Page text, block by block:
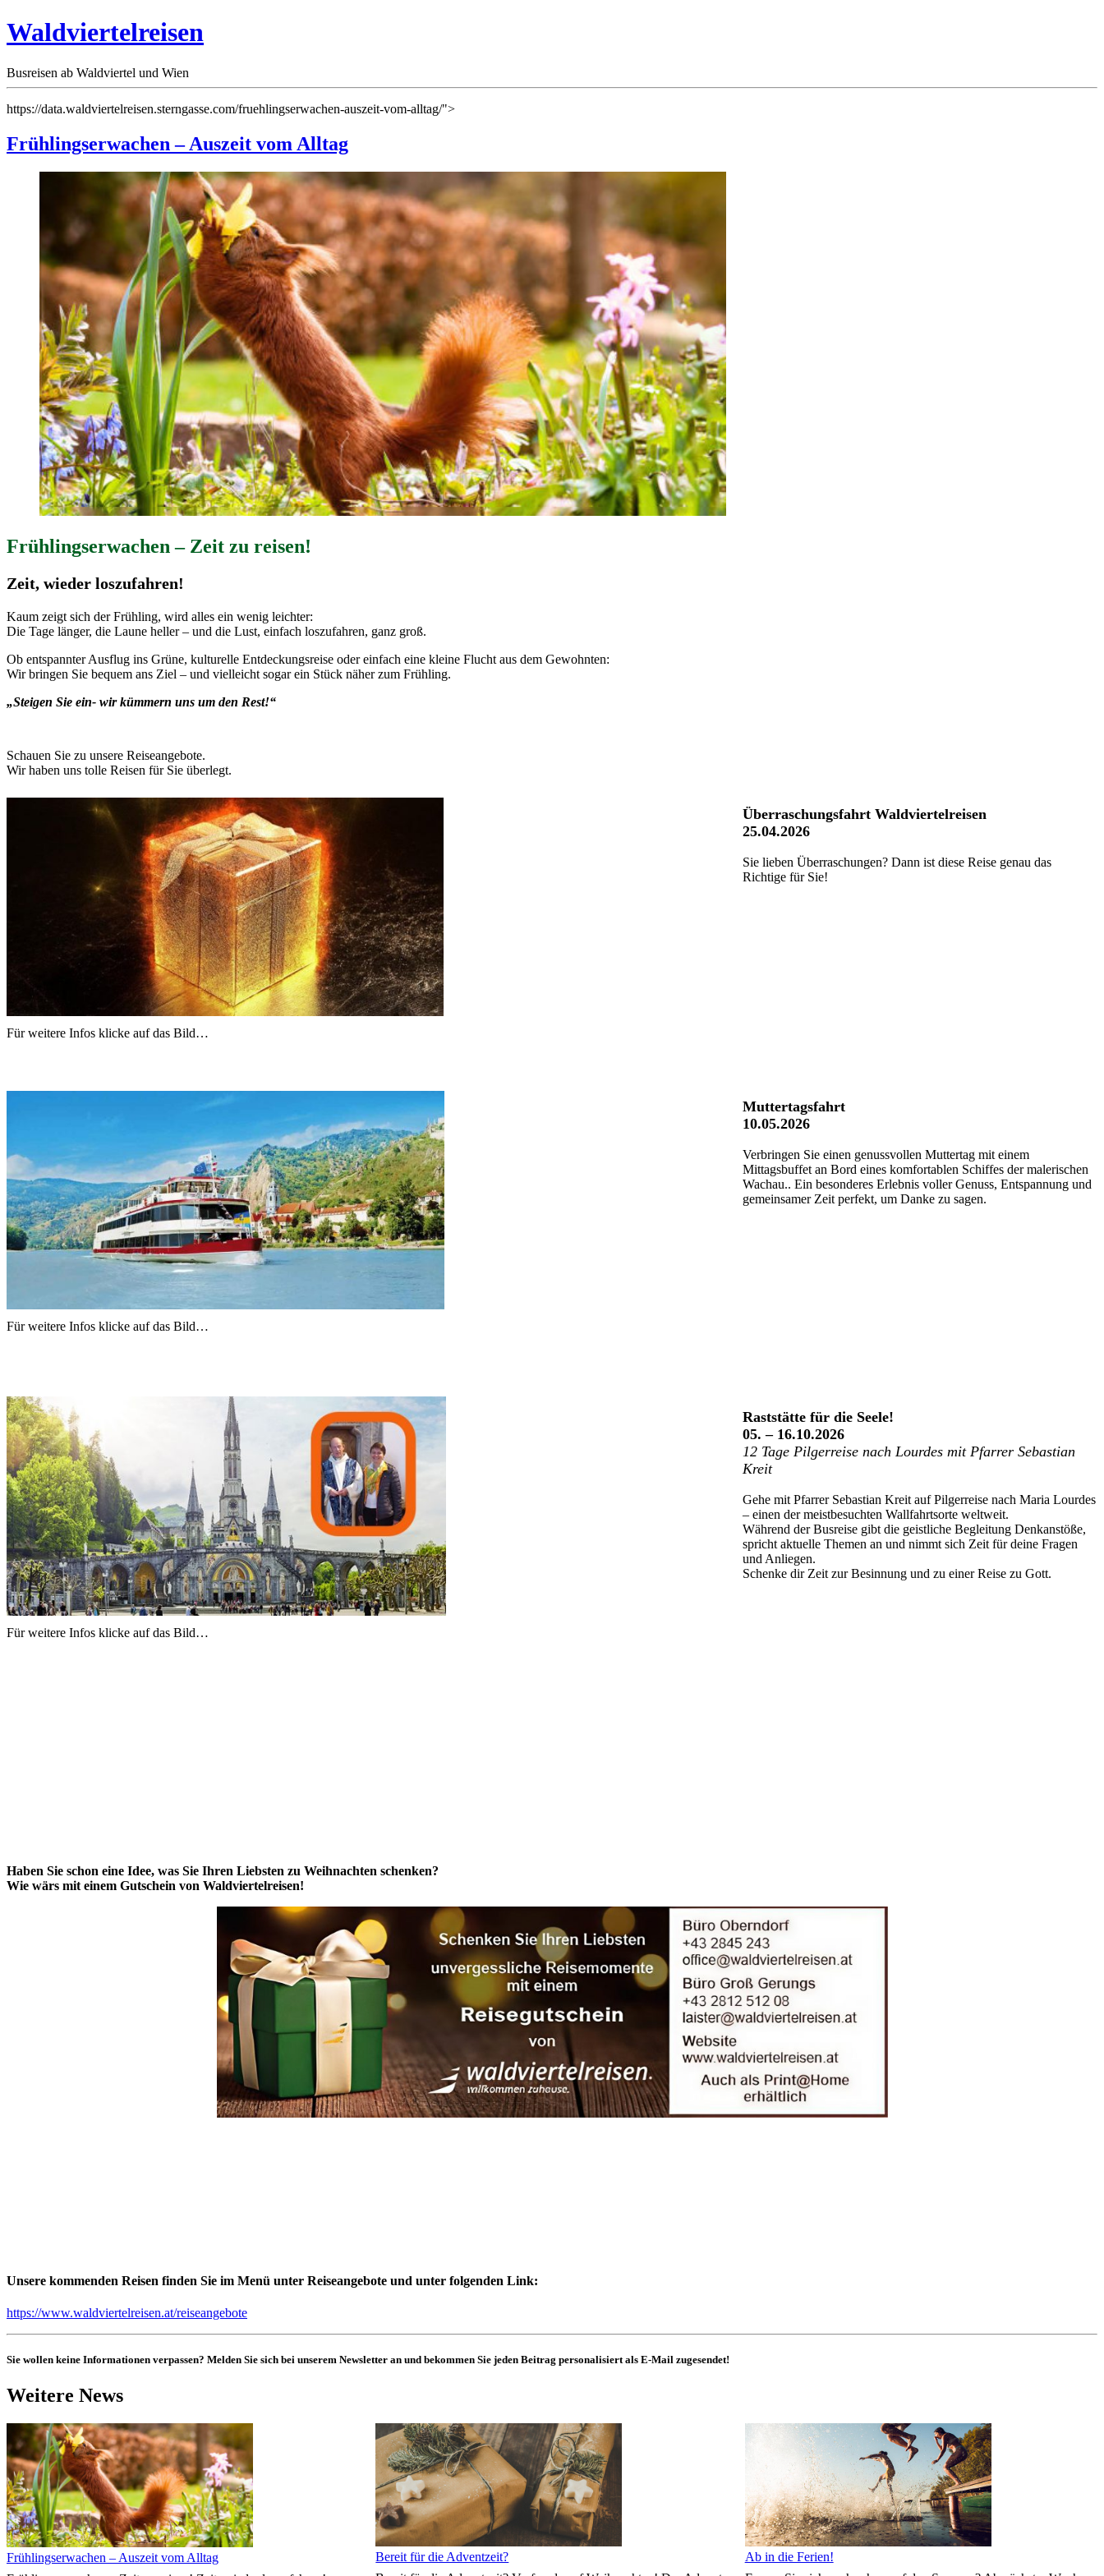
Waldviertelreisen
Busreisen ab Waldviertel und Wien
https://data.waldviertelreisen.sterngasse.com/fruehlingserwachen-auszeit-vom-alltag/">
Frühlingserwachen – Auszeit vom Alltag
Frühlingserwachen – Zeit zu reisen!
Zeit, wieder loszufahren!
Kaum zeigt sich der Frühling, wird alles ein wenig leichter:
Die Tage länger, die Laune heller – und die Lust, einfach loszufahren, ganz groß.
Ob entspannter Ausflug ins Grüne, kulturelle Entdeckungsreise oder einfach eine kleine Flucht aus dem Gewohnten:
Wir bringen Sie bequem ans Ziel – und vielleicht sogar ein Stück näher zum Frühling.
„Steigen Sie ein- wir kümmern uns um den Rest!“
Schauen Sie zu unsere Reiseangebote.
Wir haben uns tolle Reisen für Sie überlegt.
Für weitere Infos klicke auf das Bild…
Überraschungsfahrt Waldviertelreisen
25.04.2026
Sie lieben Überraschungen? Dann ist diese Reise genau das
Richtige für Sie!
Für weitere Infos klicke auf das Bild…
Muttertagsfahrt
10.05.2026
Verbringen Sie einen genussvollen Muttertag mit einem
Mittagsbuffet an Bord eines komfortablen Schiffes der malerischen
Wachau.. Ein besonderes Erlebnis voller Genuss, Entspannung und
gemeinsamer Zeit perfekt, um Danke zu sagen.
Für weitere Infos klicke auf das Bild…
Raststätte für die Seele!
05. – 16.10.2026
12 Tage Pilgerreise nach Lourdes mit Pfarrer Sebastian
Kreit
Gehe mit Pfarrer Sebastian Kreit auf Pilgerreise nach Maria Lourdes
– einen der meistbesuchten Wallfahrtsorte weltweit.
Während der Busreise gibt die geistliche Begleitung Denkanstöße,
spricht aktuelle Themen an und nimmt sich Zeit für deine Fragen
und Anliegen.
Schenke dir Zeit zur Besinnung und zu einer Reise zu Gott.
Haben Sie schon eine Idee, was Sie Ihren Liebsten zu Weihnachten schenken?
Wie wärs mit einem Gutschein von Waldviertelreisen!
Unsere kommenden Reisen finden Sie im Menü unter Reiseangebote und unter folgenden Link:
https://www.waldviertelreisen.at/reiseangebote
Sie wollen keine Informationen verpassen? Melden Sie sich bei unserem Newsletter an und bekommen Sie jeden Beitrag personalisiert als E-Mail zugesendet!
Weitere News
Frühlingserwachen – Auszeit vom Alltag
Bereit für die Adventzeit?
Ab in die Ferien!